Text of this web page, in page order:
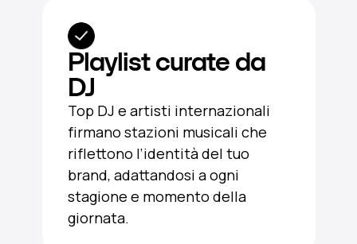
Playlist curate da
DJ
Top DJ e artisti internazionali
firmano stazioni musicali che
riflettono l’identità del tuo
brand, adattandosi a ogni
stagione e momento della
giornata.